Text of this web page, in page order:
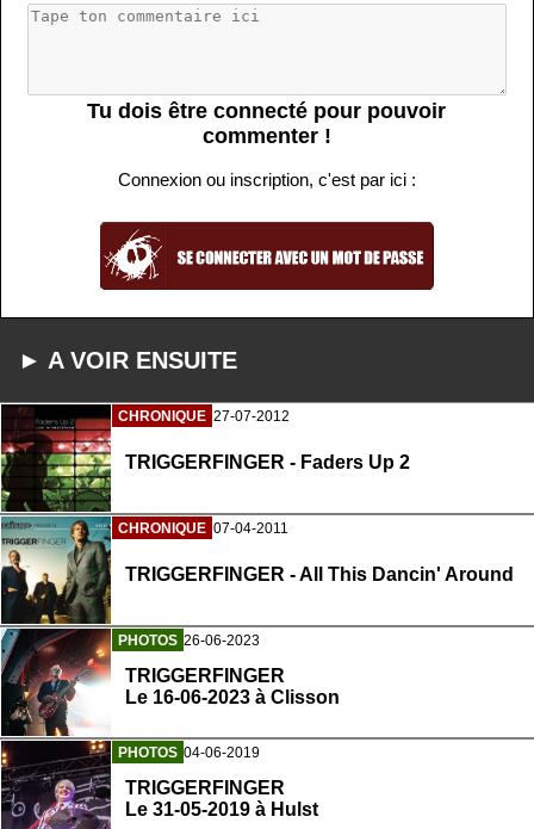
Tu dois être connecté pour pouvoir
commenter !
Connexion ou inscription, c'est par ici :
► A VOIR ENSUITE
CHRONIQUE 27-07-2012
TRIGGERFINGER - Faders Up 2
CHRONIQUE 07-04-2011
TRIGGERFINGER - All This Dancin' Around
PHOTOS 26-06-2023
TRIGGERFINGER
Le 16-06-2023 à Clisson
PHOTOS 04-06-2019
TRIGGERFINGER
Le 31-05-2019 à Hulst